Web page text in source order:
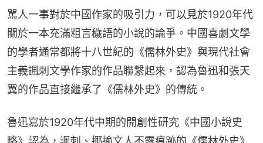
駡人一事對於中國作家的吸引力，可以見於1920年代
關於一本充滿粗言穢語的小說的論爭。中國喜劇文學
的學者通常都將十八世紀的《儒林外史》與現代社會
主義諷刺文學作家的作品聯繫起來，認為魯迅和張天
翼的作品直接繼承了《儒林外史》的傳統。
魯迅寫於1920年代中期的開創性研究《中國小說史